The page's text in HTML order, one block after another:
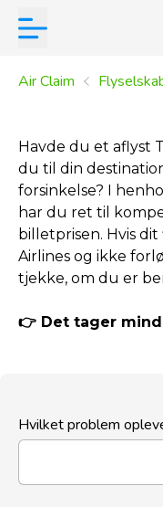
Air Claim
Havde du et aflyst
du til din
forsinkelse? I
har du ret til
billetprisen. Hvis
Airlines og ikke
tjekke, om du er
👉 Det tager
Hvilket problem